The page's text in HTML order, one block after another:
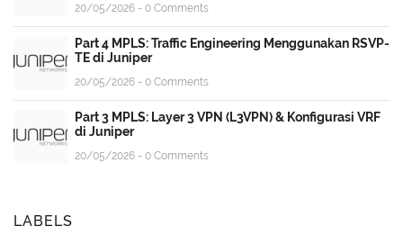
20/05/2026 - 0 Comments
Part 4 MPLS: Traffic Engineering Menggunakan RSVP-
TE di Juniper
20/05/2026 - 0 Comments
Part 3 MPLS: Layer 3 VPN (L3VPN) & Konfigurasi VRF
di Juniper
20/05/2026 - 0 Comments
LABELS